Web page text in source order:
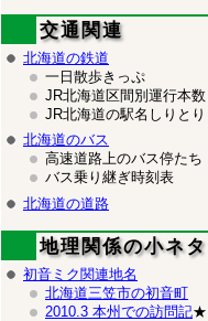
交通関連
北海道の鉄道
一日散歩きっぷ
JR北海道区間別運行本数
JR北海道の駅名しりとり
北海道のバス
高速道路上のバス停たち
バス乗り継ぎ時刻表
北海道の道路
地理関係の小ネタ
初音ミク関連地名
北海道三笠市の初音町
2010.3 本州での訪問記★